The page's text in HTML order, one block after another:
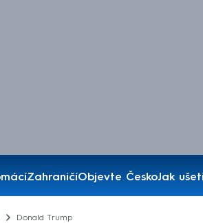
ZahraničíObjevte ČeskoJak
Donald Trump